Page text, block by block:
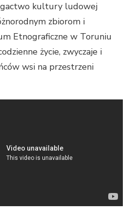
kultury ludowej
zbiorom i
Etnograficzne w Toruniu
życie, zwyczaje i
wsi na przestrzeni